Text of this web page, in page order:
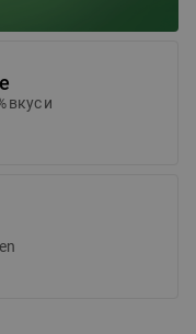
вкус и